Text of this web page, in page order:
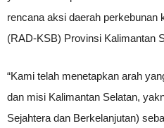
rencana aksi daerah perkebunan
(RAD-KSB) Provinsi Kalimantan
“Kami telah menetapkan arah
dan misi Kalimantan Selatan,
Sejahtera dan Berkelanjutan)